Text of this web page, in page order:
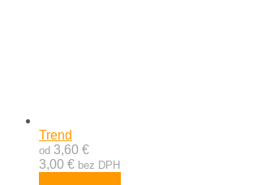
Trend
od 3,60 €
3,00 € bez DPH